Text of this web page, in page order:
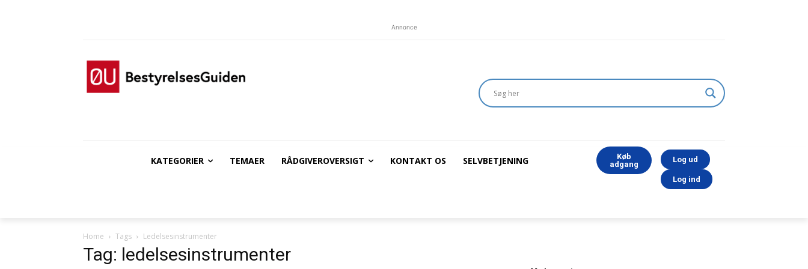
Annonce
KATEGORIER TEMAER RÅDGIVEROVERSIGT KONTAKT OS SELVBETJENING
Køb
adgang
Log ud
Log ind
Home Tags Ledelsesinstrumenter
Tag: ledelsesinstrumenter